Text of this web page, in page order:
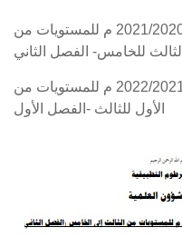
التقويم الدراسي للعام الدراسي 2021/2020 م للمستويات من
الثالث للخامس- الفصل الثاني
لتقويم الدراسي للعام الدراسي 2022/2021 م للمستويات من
الأول للثالث -الفصل الأول